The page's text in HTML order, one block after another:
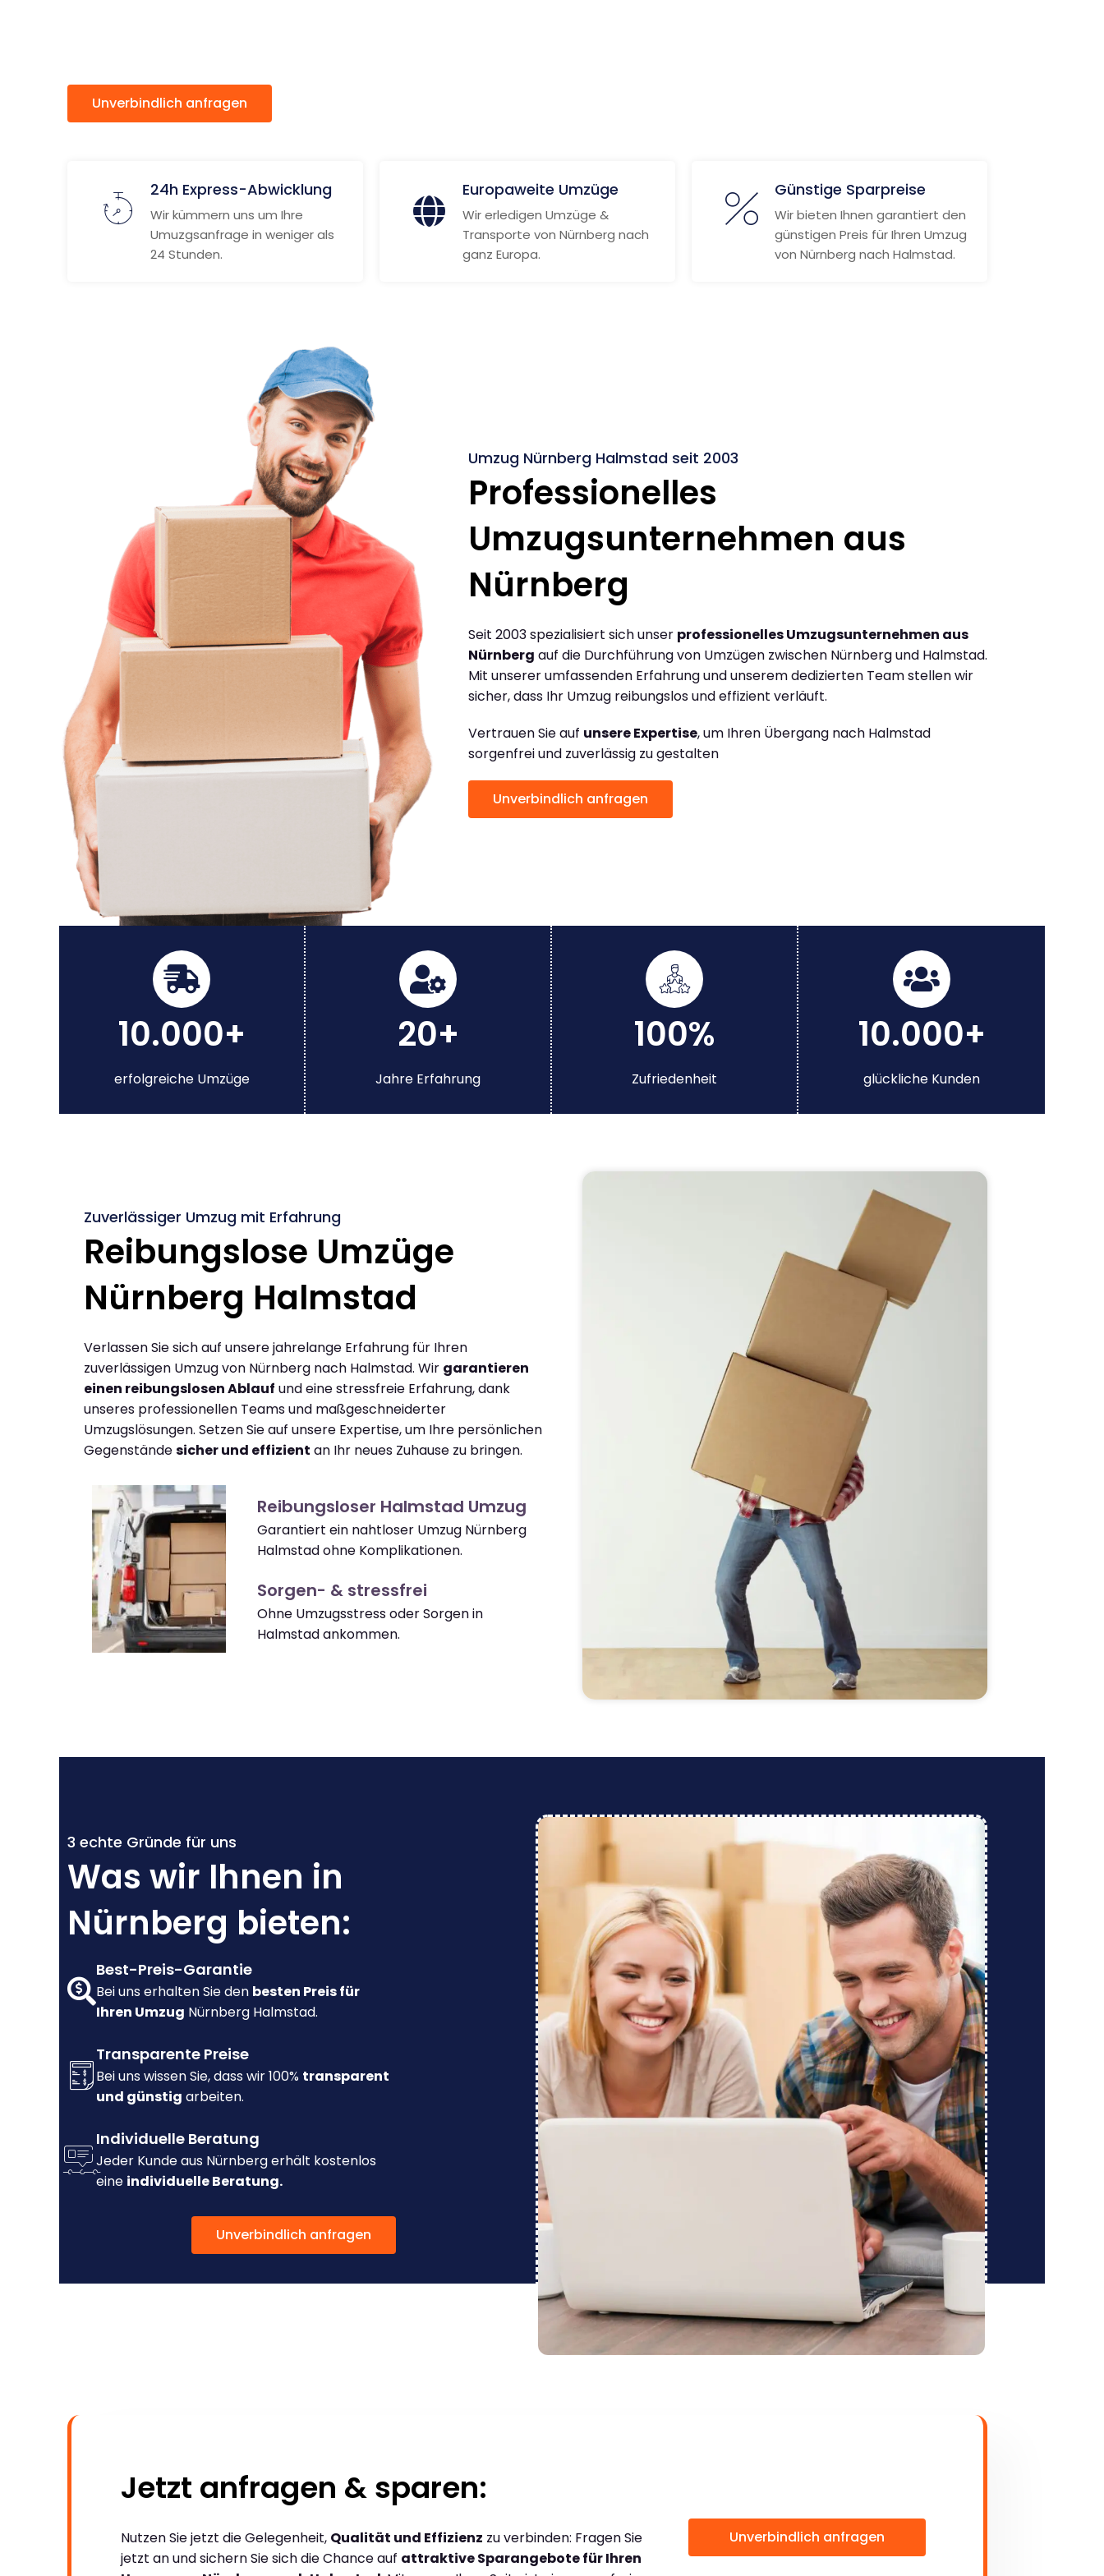
Unverbindlich anfragen
24h Express-Abwicklung
Wir kümmern uns um Ihre
Umuzgsanfrage in weniger als
24 Stunden.
Europaweite Umzüge
Wir erledigen Umzüge &
Transporte von Nürnberg nach
ganz Europa.
Günstige Sparpreise
Wir bieten Ihnen garantiert den
günstigen Preis für Ihren Umzug
von Nürnberg nach Halmstad.
Umzug Nürnberg Halmstad seit 2003
Professionelles
Umzugsunternehmen aus
Nürnberg
Seit 2003 spezialisiert sich unser professionelles Umzugsunternehmen aus
Nürnberg auf die Durchführung von Umzügen zwischen Nürnberg und Halmstad.
Mit unserer umfassenden Erfahrung und unserem dedizierten Team stellen wir
sicher, dass Ihr Umzug reibungslos und effizient verläuft.
Vertrauen Sie auf unsere Expertise, um Ihren Übergang nach Halmstad
sorgenfrei und zuverlässig zu gestalten
Unverbindlich anfragen
10.000+
erfolgreiche Umzüge
20+
Jahre Erfahrung
100%
Zufriedenheit
10.000+
glückliche Kunden
Zuverlässiger Umzug mit Erfahrung
Reibungslose Umzüge
Nürnberg Halmstad
Verlassen Sie sich auf unsere jahrelange Erfahrung für Ihren
zuverlässigen Umzug von Nürnberg nach Halmstad. Wir garantieren
einen reibungslosen Ablauf und eine stressfreie Erfahrung, dank
unseres professionellen Teams und maßgeschneiderter
Umzugslösungen. Setzen Sie auf unsere Expertise, um Ihre persönlichen
Gegenständesicher und effizient an Ihr neues Zuhause zu bringen.
Reibungsloser Halmstad Umzug
Garantiert ein nahtloser Umzug Nürnberg
Halmstad ohne Komplikationen.
Sorgen- & stressfrei
Ohne Umzugsstress oder Sorgen in
Halmstad ankommen.
3 echte Gründe für uns
Was wir Ihnen in
Nürnberg bieten:
Best-Preis-Garantie
Bei uns erhalten Sie den besten Preis für
Ihren Umzug Nürnberg Halmstad.
Transparente Preise
Bei uns wissen Sie, dass wir 100% transparent
und günstig arbeiten.
Individuelle Beratung
Jeder Kunde aus Nürnberg erhält kostenlos
eine individuelle Beratung.
Unverbindlich anfragen
Jetzt anfragen & sparen:
Nutzen Sie jetzt die Gelegenheit, Qualität und Effizienz zu verbinden: Fragen Sie
jetzt an und sichern Sie sich die Chance auf attraktive Sparangebote für Ihren
Unverbindlich anfragen